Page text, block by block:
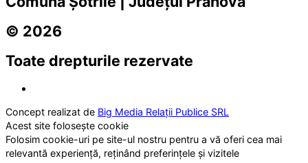
© 2026
Toate drepturile rezervate
Concept realizat de Big Media Relații Publice SRL
Acest site folosește cookie
Folosim cookie-uri pe site-ul nostru pentru a vă oferi cea mai
relevantă experiență, reținând preferințele și vizitele